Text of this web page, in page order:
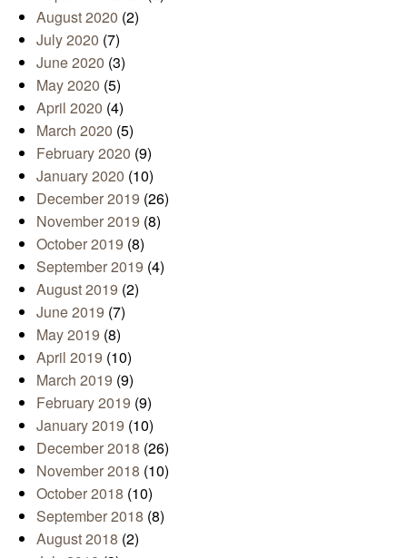
August 2020 (2)
July 2020 (7)
June 2020 (3)
May 2020 (5)
April 2020 (4)
March 2020 (5)
February 2020 (9)
January 2020 (10)
December 2019 (26)
November 2019 (8)
October 2019 (8)
September 2019 (4)
August 2019 (2)
June 2019 (7)
May 2019 (8)
April 2019 (10)
March 2019 (9)
February 2019 (9)
January 2019 (10)
December 2018 (26)
November 2018 (10)
October 2018 (10)
September 2018 (8)
August 2018 (2)